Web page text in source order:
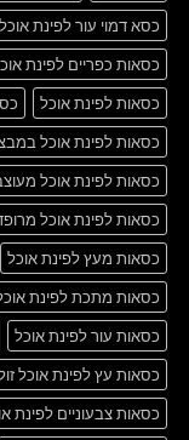
כסא דמוי עור לפינת אוכל
כסאות כפריים לפינת
כסאות לפינת אוכל
כסאות לפינת אוכל
כסאות לפינת אוכל
כסאות לפינת אוכל
כסאות מעץ לפינת אוכל
כסאות מתכת לפינת
כסאות עור לפינת אוכל
כסאות עץ לפינת אוכל
כסאות צבעוניים לפינת